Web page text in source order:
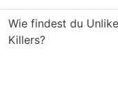
Wie findest du
Killers?